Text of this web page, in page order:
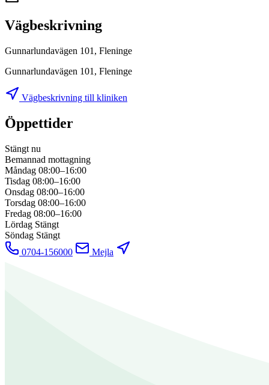
Vägbeskrivning
Gunnarlundavägen 101, Fleninge
Gunnarlundavägen 101, Fleninge
Vägbeskrivning till kliniken
Öppettider
Stängt nu
Bemannad mottagning
Måndag 08:00–16:00
Tisdag 08:00–16:00
Onsdag 08:00–16:00
Torsdag 08:00–16:00
Fredag 08:00–16:00
Lördag Stängt
Söndag Stängt
0704-156000
Mejla